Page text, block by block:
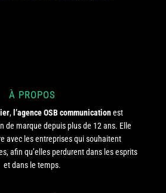
À PROPOS
, l’agence OSB communicationest
de marque depuis plus de 12 ans. Elle
avec les entreprises qui souhaitent
afin qu’elles perdurent dans les esprits
et dans le temps.